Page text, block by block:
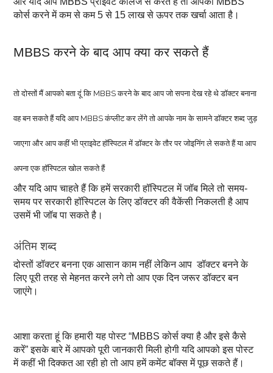
कोर्स करने में कम से कम 5 से 15 लाख से ऊपर तक खर्चा आता है।
MBBS करने के बाद आप क्या कर सकते हैं
तो दोस्तों मैं आपको बता दूं कि MBBS करने के बाद आप जो सपना देख रहे थे डॉक्टर बनाना
वह बन सकते हैं यदि आप MBBS कंप्लीट कर लेंगे तो आपके नाम के सामने डॉक्टर शब्द जुड़
जाएगा और आप कहीं भी प्राइवेट हॉस्पिटल में डॉक्टर के तौर पर जोइनिंग ले सकते हैं या आप
अपना एक हॉस्पिटल खोल सकते हैं
और यदि आप चाहते हैं कि हमें सरकारी हॉस्पिटल में जॉब मिले तो समय-
समय पर सरकारी हॉस्पिटल के लिए डॉक्टर की वैकेंसी निकलती है आप
उसमें भी जॉब पा सकते है।
अंतिम शब्द
दोस्तों डॉक्टर बनना एक आसान काम नहीं लेकिन आप डॉक्टर बनने के
लिए पूरी तरह से मेहनत करने लगे तो आप एक दिन जरूर डॉक्टर बन
जाएंगे।
आशा करता हूं कि हमारी यह पोस्ट “MBBS कोर्स क्या है और इसे कैसे
करें” इसके बारे में आपको पूरी जानकारी मिली होगी यदि आपको इस पोस्ट
में कहीं भी दिक्कत आ रही हो तो आप हमें कमेंट बॉक्स में पूछ सकते हैं।